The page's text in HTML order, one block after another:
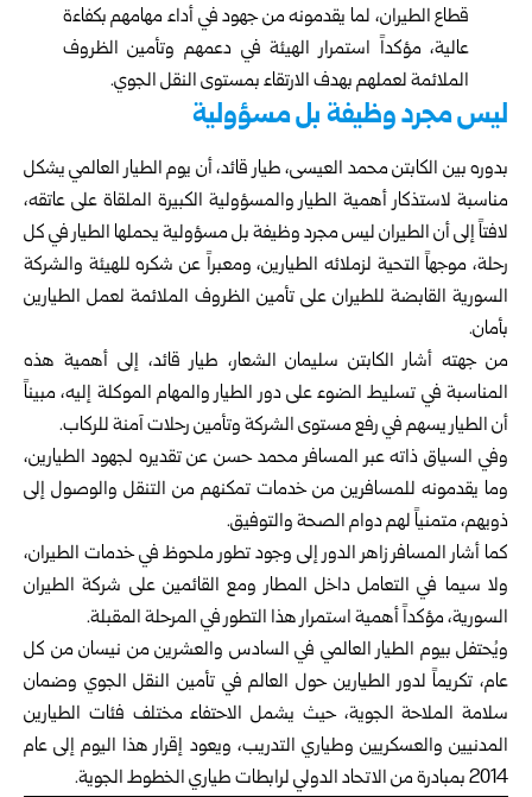
قطاع الطيران، لما يقدمونه من جهود في أداء مهامهم بكفاءة
عالية، مؤكداً استمرار الهيئة في دعمهم وتأمين الظروف
الملائمة لعملهم بهدف الارتقاء بمستوى النقل الجوي.
ليس مجرد وظيفة بل مسؤولية
بدوره بين الكابتن محمد العيسى، طيار قائد، أن يوم الطيار العالمي يشكل
مناسبة لاستذكار أهمية الطيار والمسؤولية الكبيرة الملقاة على عاتقه،
لافتاً إلى أن الطيران ليس مجرد وظيفة بل مسؤولية يحملها الطيار في كل
رحلة، موجهاً التحية لزملائه الطيارين، ومعبراً عن شكره للهيئة والشركة
السورية القابضة للطيران على تأمين الظروف الملائمة لعمل الطيارين
بأمان.
من جهته أشار الكابتن سليمان الشعار، طيار قائد، إلى أهمية هذه
المناسبة في تسليط الضوء على دور الطيار والمهام الموكلة إليه، مبيناً
أن الطيار يسهم في رفع مستوى الشركة وتأمين رحلات آمنة للركاب.
وفي السياق ذاته عبر المسافر محمد حسن عن تقديره لجهود الطيارين،
وما يقدمونه للمسافرين من خدمات تمكنهم من التنقل والوصول إلى
ذويهم، متمنياً لهم دوام الصحة والتوفيق.
كما أشار المسافر زاهر الدور إلى وجود تطور ملحوظ في خدمات الطيران،
ولا سيما في التعامل داخل المطار ومع القائمين على شركة الطيران
السورية، مؤكداً أهمية استمرار هذا التطور في المرحلة المقبلة.
ويُحتفل بيوم الطيار العالمي في السادس والعشرين من نيسان من كل
عام، تكريماً لدور الطيارين حول العالم في تأمين النقل الجوي وضمان
سلامة الملاحة الجوية، حيث يشمل الاحتفاء مختلف فئات الطيارين
المدنيين والعسكريين وطياري التدريب، ويعود إقرار هذا اليوم إلى عام
2014 بمبادرة من الاتحاد الدولي لرابطات طياري الخطوط الجوية.